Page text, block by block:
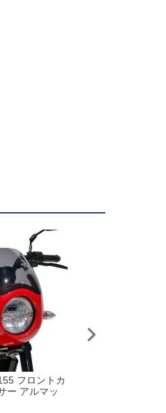
フロントカ
ー アルマッ